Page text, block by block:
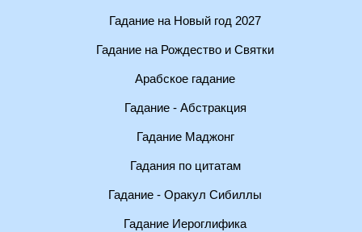
Гадание на Новый год 2027
Гадание на Рождество и Святки
Арабское гадание
Гадание - Абстракция
Гадание Маджонг
Гадания по цитатам
Гадание - Оракул Сибиллы
Гадание Иероглифика